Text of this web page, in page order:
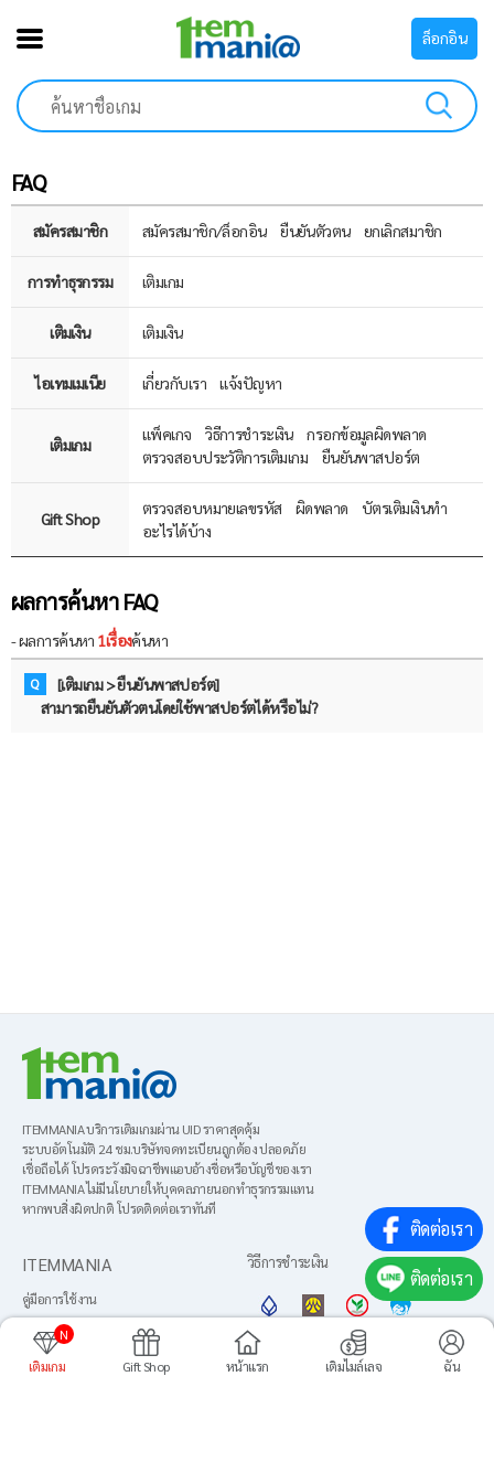
ล็อกอิน
FAQ
สมัครสมาชิก สมัครสมาชิก/ล็อกอิน ยืนยันตัวตน ยกเลิกสมาชิก
การทำธุรกรรม เติมเกม
เติมเงิน เติมเงิน
ไอเทมเมเนีย เกี่ยวกับเรา แจ้งปัญหา
เติมเกม
แพ็คเกจ วิธีการชำระเงิน
กรอกข้อมูลผิดพลาด
ตรวจสอบประวัติการเติมเกม
ยืนยันพาสปอร์ต
Gift Shop
ตรวจสอบหมายเลขรหัส ผิดพลาด
บัตรเติมเงินทำ
อะไรได้บ้าง
ผลการค้นหา FAQ
- ผลการค้นหา 1เรื่องค้นหา
Q
[เติมเกม > ยืนยันพาสปอร์ต]
สามารถยืนยันตัวตนโดยใช้พาสปอร์ตได้หรือไม่?
ติดต่อเรา
ติดต่อเรา
ITEMMANIA บริการเติมเกมผ่าน UID ราคาสุดคุ้ม
ระบบอัตโนมัติ 24 ชม.บริษัทจดทะเบียนถูกต้อง ปลอดภัย
เชื่อถือได้ โปรดระวังมิจฉาชีพแอบอ้างชื่อหรือบัญชีของเรา
ITEMMANIA ไม่มีนโยบายให้บุคคลภายนอกทำธุรกรรมแทน
หากพบสิ่งผิดปกติ โปรดติดต่อเราทันที
ITEMMANIA
คู่มือการใช้งาน
About us
ข้อตกลงการใช้งาน
วิธีการชำระเงิน
N
เติมเกม
Gift Shop หน้าแรก เติมไมล์เลจ ฉัน